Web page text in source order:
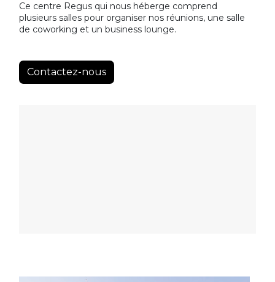
Ce centre Regus qui nous héberge comprend
plusieurs salles pour organiser nos réunions, une salle
de coworking et un business lounge.
Contactez-nous